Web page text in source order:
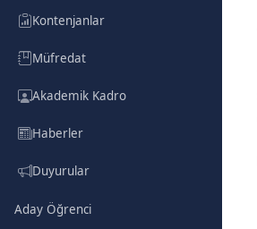
Kontenjanlar
Müfredat
Akademik Kadro
Haberler
Duyurular
Aday Öğrenci